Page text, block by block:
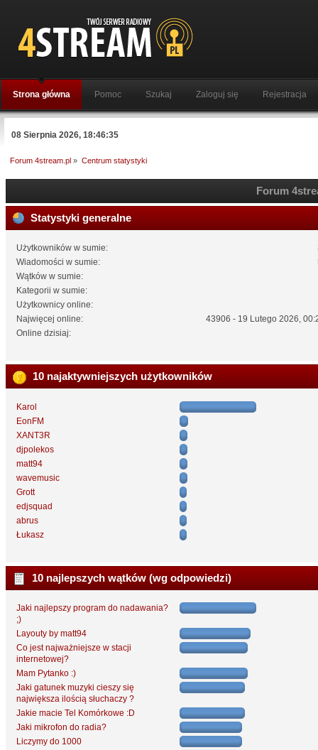
Strona główna Pomoc Szukaj Zaloguj się Rejestracja
08 Sierpnia 2026, 18:46:35
Forum 4stream.pl » Centrum statystyki
Forum
Statystyki generalne
Użytkowników w sumie:
Wiadomości w sumie:
Wątków w sumie:
Kategorii w sumie:
Użytkownicy online:
Najwięcej online:
43906 - 19 Lutego 2026,
Online dzisiaj:
10 najaktywniejszych użytkowników
Karol
EonFM
XANT3R
djpolekos
matt94
wavemusic
Grott
edjsquad
abrus
Łukasz
10 najlepszych wątków (wg odpowiedzi)
Jaki najlepszy program do nadawania?
;)
Layouty by matt94
Co jest najważniejsze w stacji
internetowej?
Mam Pytanko :)
Jaki gatunek muzyki cieszy się
największa ilością słuchaczy ?
Jakie macie Tel Komórkowe :D
Jaki mikrofon do radia?
Liczymy do 1000